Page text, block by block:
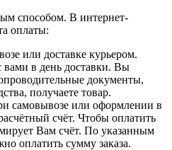
способом. В интернет-
оплаты:
или доставке курьером.
вами в день доставки. Вы
документы,
получаете товар.
самовывозе или оформлении в
счёт. Чтобы оплатить
Вам счёт. По указанным
оплатить сумму заказа.